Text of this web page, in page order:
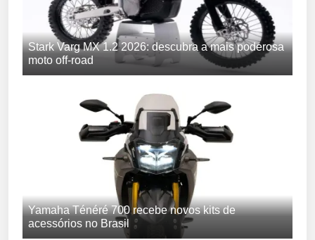
Stark Varg MX 1.2 2026: descubra a mais poderosa
moto off-road
Yamaha Ténéré 700 recebe novos kits de
acessórios no Brasil